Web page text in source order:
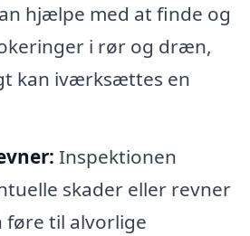
hjælpe med at finde og
i rør og dræn,
kan iværksættes en
Inspektionen
skader eller revner
føre til alvorlige